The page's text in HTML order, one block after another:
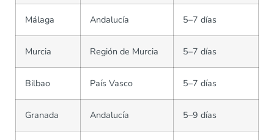
Málaga Andalucía 5–7 días
Murcia Región de Murcia 5–7 días
Bilbao País Vasco 5–7 días
Granada Andalucía 5–9 días